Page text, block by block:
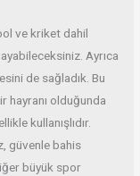
ve kriket dahil
Ayrıca
de sağladık. Bu
hayranı olduğunda
kullanışlıdır.
güvenle bahis
büyük spor